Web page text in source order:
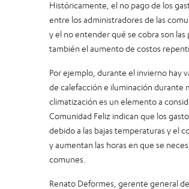
Históricamente, el no pago de los
entre los administradores de las
y el no entender qué se cobra son
también el aumento de costos
Por ejemplo, durante el invierno hay
de calefacción e iluminación durante
climatización es un elemento a
Comunidad Feliz indican que los
debido a las bajas temperaturas y el
y aumentan las horas en que se
comunes.
Renato Deformes, gerente general